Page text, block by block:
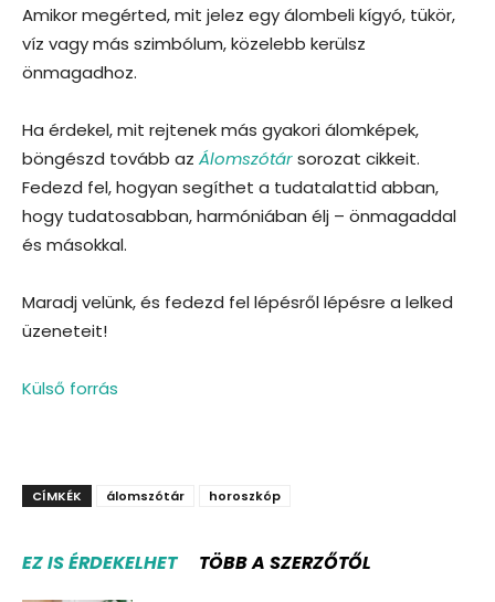
Amikor megérted, mit jelez egy álombeli kígyó, tükör,
víz vagy más szimbólum, közelebb kerülsz
önmagadhoz.
Ha érdekel, mit rejtenek más gyakori álomképek,
böngészd tovább az Álomszótársorozat cikkeit.
Fedezd fel, hogyan segíthet a tudatalattid abban,
hogy tudatosabban, harmóniában élj – önmagaddal
és másokkal.
Maradj velünk, és fedezd fel lépésről lépésre a lelked
üzeneteit!
Külső forrás
CÍMKÉK álomszótár horoszkóp
EZ IS ÉRDEKELHET TÖBB A SZERZŐTŐL